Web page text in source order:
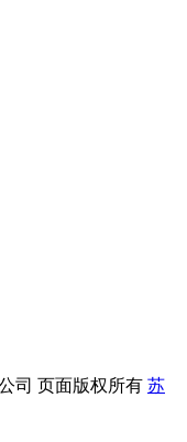
司 页面版权所有 苏